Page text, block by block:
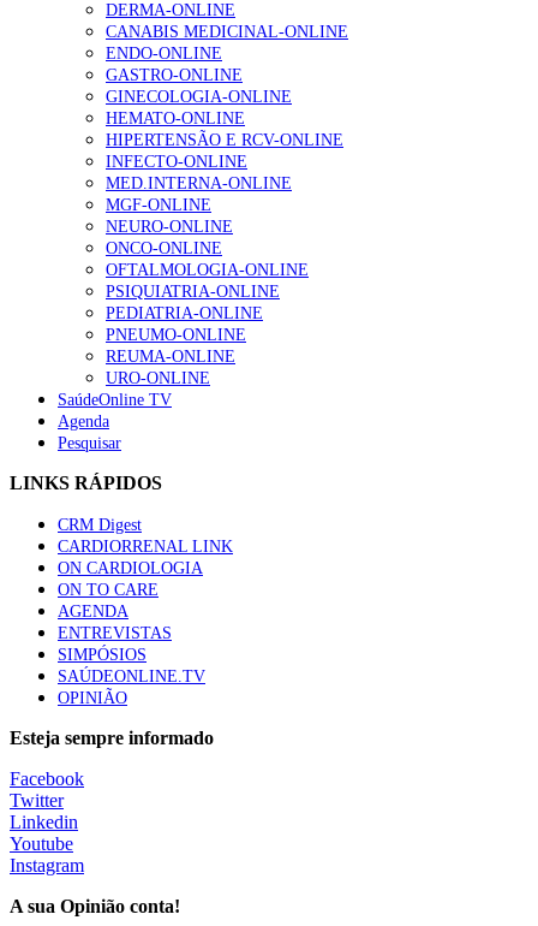
DERMA-ONLINE
CANABIS MEDICINAL-ONLINE
ENDO-ONLINE
GASTRO-ONLINE
GINECOLOGIA-ONLINE
HEMATO-ONLINE
HIPERTENSÃO E RCV-ONLINE
INFECTO-ONLINE
MED.INTERNA-ONLINE
MGF-ONLINE
NEURO-ONLINE
ONCO-ONLINE
OFTALMOLOGIA-ONLINE
PSIQUIATRIA-ONLINE
PEDIATRIA-ONLINE
PNEUMO-ONLINE
REUMA-ONLINE
URO-ONLINE
SaúdeOnline TV
Agenda
Pesquisar
LINKS RÁPIDOS
CRM Digest
CARDIORRENAL LINK
ON CARDIOLOGIA
ON TO CARE
AGENDA
ENTREVISTAS
SIMPÓSIOS
SAÚDEONLINE.TV
OPINIÃO
Esteja sempre informado
Facebook
Twitter
Linkedin
Youtube
Instagram
A sua Opinião conta!